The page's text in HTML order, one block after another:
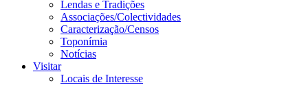
Lendas e Tradições
Associações/Colectividades
Caracterização/Censos
Toponímia
Notícias
Visitar
Locais de Interesse